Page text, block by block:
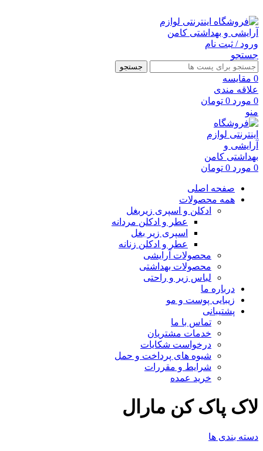
ورود / ثبت نام
جستجو
جستجو
0 مقايسه
علاقه مندی
0 مورد 0 تومان
منو
0 مورد 0 تومان
صفحه اصلی
همه محصولات
ادکلن و اسپری زیربغل
عطر و ادکلن مردانه
اسپری زیر بغل
عطر و ادکلن زنانه
محصولات آرایشی
محصولات بهداشتی
لباس زیر و راحتی
درباره ما
زیبایی پوست و مو
پشتیبانی
تماس با ما
خدمات مشتریان
درخواست شکایات
شیوه های پرداخت و حمل
شرایط و مقررات
خرید عمده
لاک پاک کن مارال
دسته بندی ها